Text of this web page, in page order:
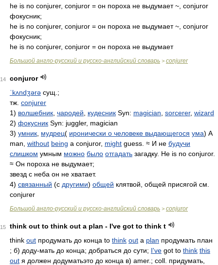
he is no conjurer, conjuror = он пороха не выдумает ~, conjuror
фокусник;
he is no conjurer, conjuror = он пороха не выдумает ~, conjuror
фокусник;
he is no conjurer, conjuror = он пороха не выдумает
Большой англо-русский и русско-английский словарь > conjurer
14
conjuror
ˈkʌndʒərə сущ.;
тж. conjurer
1) волшебник чародей кудесник Syn: magician sorcerer, wizard
2) фокусник Syn: juggler, magician
3) умник мудрец( иронически о человеке выдающегося ума) A
man, without being a conjuror, might guess. ≈ И не будучи
слишком умным можно было отгадать загадку. He is no conjuror.
≈ Он пороха не выдумает;
звезд с неба он не хватает.
4) связанный (с другими) общей клятвой, общей присягой см.
conjurer
Большой англо-русский и русско-английский словарь > conjuror
15
think out to think out a plan - I've got to think t
think out продумать до конца to think out a plan продумать план
; б) доду-мать до конца; добраться до сути; I've got to think this
out я должен додуматьэто до конца в) amer.; coll. придумать,